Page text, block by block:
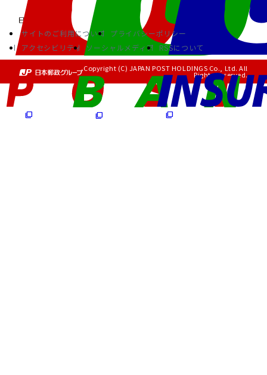
サイトのご利用について
プライバシーポリシー
アクセシビリティ
ソーシャルメディア RSSについて
Copyright (C) JAPAN POST HOLDINGS Co., Ltd. All
Rights Reserved.